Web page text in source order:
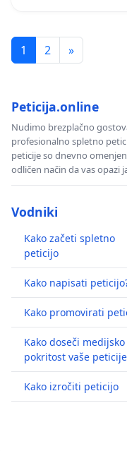
1 2 »
Peticija.online
Nudimo brezplačno
profesionalno spletno
peticije so dnevno
odličen način da vas opazi
Vodniki
Kako začeti spletno
peticijo
Kako napisati
Kako promovirati
Kako doseči medijsko
pokritost vaše peticije
Kako izročiti peticijo